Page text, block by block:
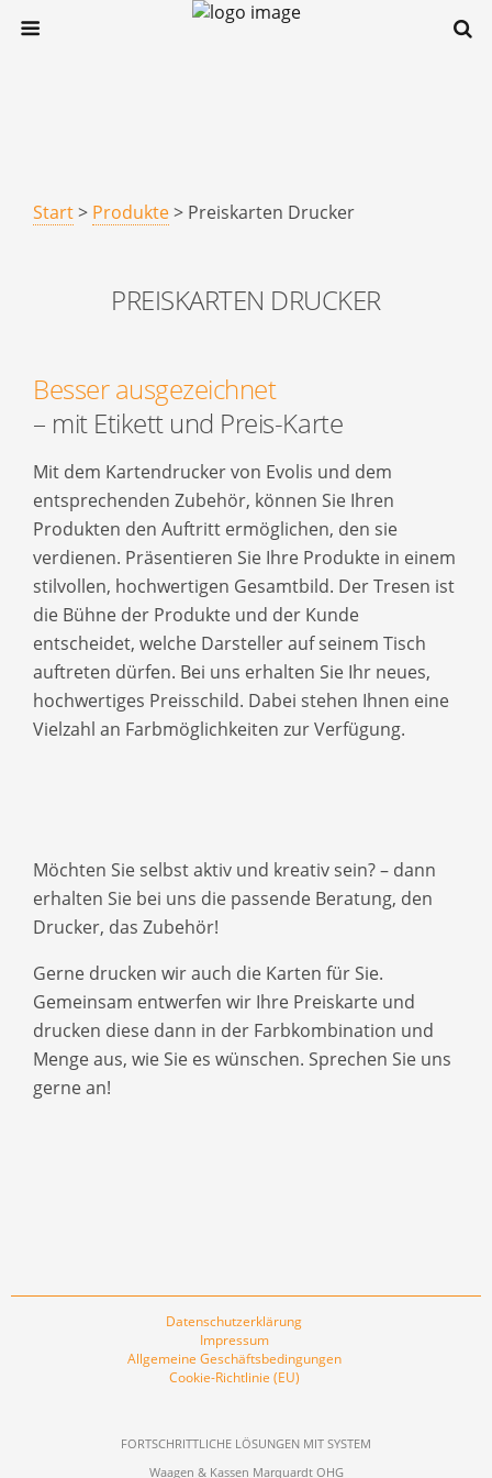
Start> Produkte> Preiskarten Drucker
PREISKARTEN DRUCKER
Besser ausgezeichnet
– mit Etikett und Preis-Karte
Mit dem Kartendrucker von Evolis und dem
entsprechenden Zubehör, können Sie Ihren
Produkten den Auftritt ermöglichen, den sie
verdienen. Präsentieren Sie Ihre Produkte in einem
stilvollen, hochwertigen Gesamtbild. Der Tresen ist
die Bühne der Produkte und der Kunde
entscheidet, welche Darsteller auf seinem Tisch
auftreten dürfen. Bei uns erhalten Sie Ihr neues,
hochwertiges Preisschild. Dabei stehen Ihnen eine
Vielzahl an Farbmöglichkeiten zur Verfügung.
Möchten Sie selbst aktiv und kreativ sein? – dann
erhalten Sie bei uns die passende Beratung, den
Drucker, das Zubehör!
Gerne drucken wir auch die Karten für Sie.
Gemeinsam entwerfen wir Ihre Preiskarte und
drucken diese dann in der Farbkombination und
Menge aus, wie Sie es wünschen. Sprechen Sie uns
gerne an!
Datenschutzerklärung
Impressum
Allgemeine Geschäftsbedingungen
Cookie-Richtlinie (EU)
FORTSCHRITTLICHE LÖSUNGEN MIT SYSTEM
Waagen & Kassen Marquardt OHG